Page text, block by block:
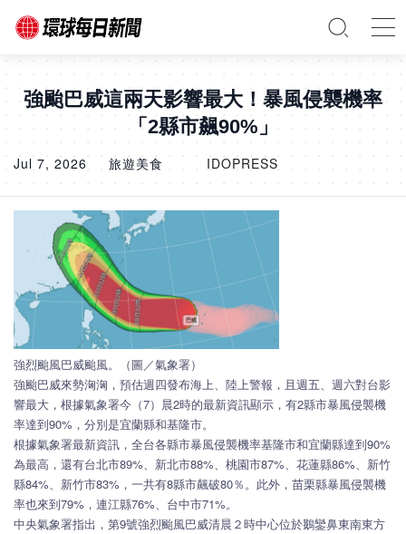
強颱巴威這兩天影響最大！暴風侵襲機率
「2縣市飆90%」
Jul 7, 2026 旅遊美食 IDOPRESS
強烈颱風巴威颱風。（圖／氣象署）
強颱巴威來勢洶洶，預估週四發布海上、陸上警報，且週五、週六對台影
響最大，根據氣象署今（7）晨2時的最新資訊顯示，有2縣市暴風侵襲機
率達到90%，分別是宜蘭縣和基隆市。
根據氣象署最新資訊，全台各縣市暴風侵襲機率基隆市和宜蘭縣達到90%
為最高，還有台北市89%、新北市88%、桃園市87%、花蓮縣86%、新竹
縣84%、新竹市83%，一共有8縣市飆破80％。此外，苗栗縣暴風侵襲機
率也來到79%，連江縣76%、台中市71%。
中央氣象署指出，第9號強烈颱風巴威清晨２時中心位於鵝鑾鼻東南東方